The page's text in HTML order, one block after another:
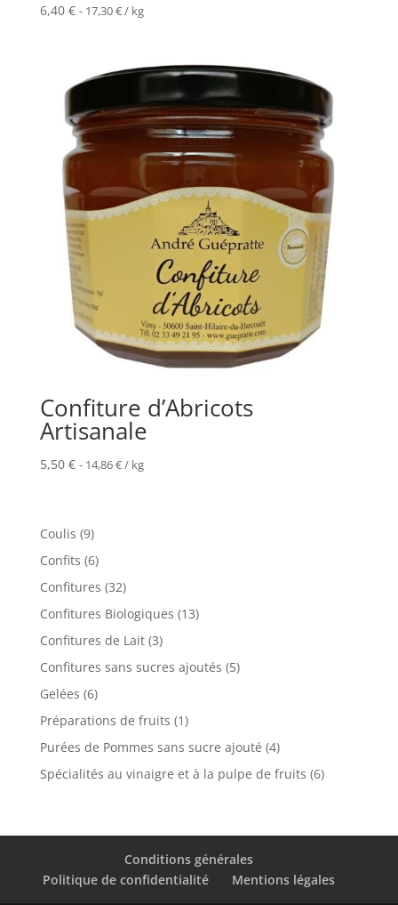
6,40 € - 17,30€/ kg
Confiture d’Abricots
Artisanale
5,50 € - 14,86€/ kg
Coulis 99
produits
Confits 66
produits
Confitures 3232
produits
Confitures Biologiques 1313
Confitures de Lait 33
produits
Confitures sans sucres ajoutés 55
Gelées 66
produits
Préparations de fruits 11
Purées de Pommes sans sucre ajouté 44
produits
Spécialités au vinaigre et à la pulpe de fruits 66
Conditions générales
Politique de confidentialité
Mentions légales